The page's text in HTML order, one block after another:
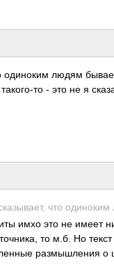
одиноким людям
то - это не я
что
имхо это не имеет
то м.б. Но
размышления о